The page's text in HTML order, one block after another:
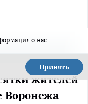
о нас
Принять
жителей
Воронежа